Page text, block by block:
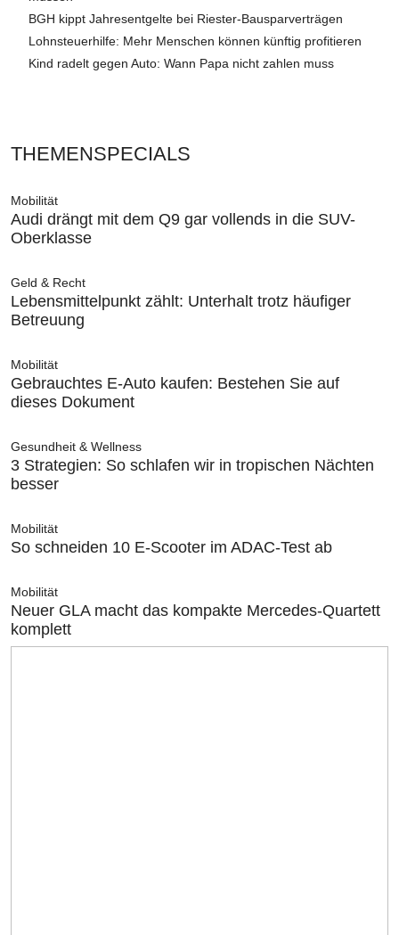
BGH kippt Jahresentgelte bei Riester-Bausparverträgen
Lohnsteuerhilfe: Mehr Menschen können künftig profitieren
Kind radelt gegen Auto: Wann Papa nicht zahlen muss
THEMENSPECIALS
Mobilität
Audi drängt mit dem Q9 gar vollends in die SUV-
Oberklasse
Geld & Recht
Lebensmittelpunkt zählt: Unterhalt trotz häufiger
Betreuung
Mobilität
Gebrauchtes E-Auto kaufen: Bestehen Sie auf
dieses Dokument
Gesundheit & Wellness
3 Strategien: So schlafen wir in tropischen Nächten
besser
Mobilität
So schneiden 10 E-Scooter im ADAC-Test ab
Mobilität
Neuer GLA macht das kompakte Mercedes-Quartett
komplett